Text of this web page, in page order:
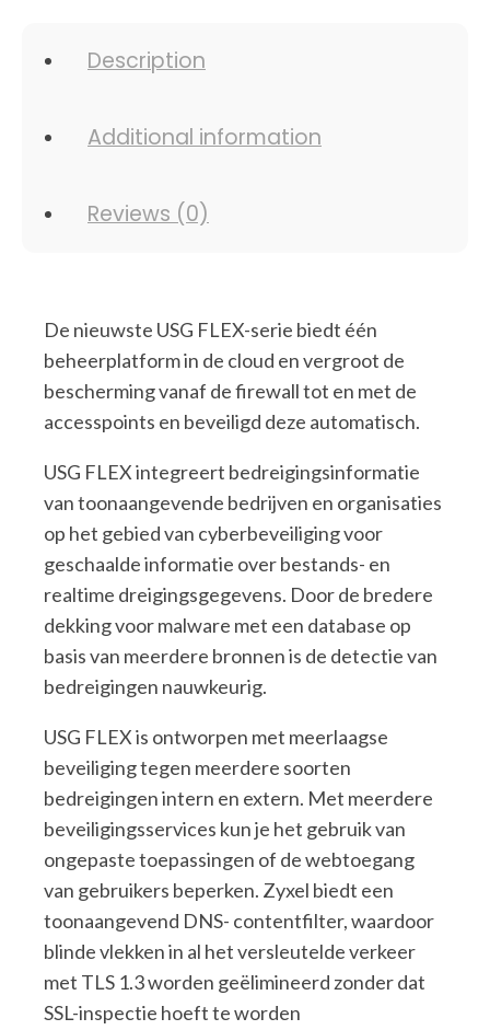
Description
Additional information
Reviews (0)
De nieuwste USG FLEX-serie biedt één
beheerplatform in de cloud en vergroot de
bescherming vanaf de firewall tot en met de
accesspoints en beveiligd deze automatisch.
USG FLEX integreert bedreigingsinformatie
van toonaangevende bedrijven en organisaties
op het gebied van cyberbeveiliging voor
geschaalde informatie over bestands- en
realtime dreigingsgegevens. Door de bredere
dekking voor malware met een database op
basis van meerdere bronnen is de detectie van
bedreigingen nauwkeurig.
USG FLEX is ontworpen met meerlaagse
beveiliging tegen meerdere soorten
bedreigingen intern en extern. Met meerdere
beveiligingsservices kun je het gebruik van
ongepaste toepassingen of de webtoegang
van gebruikers beperken. Zyxel biedt een
toonaangevend DNS- contentfilter, waardoor
blinde vlekken in al het versleutelde verkeer
met TLS 1.3 worden geëlimineerd zonder dat
SSL-inspectie hoeft te worden